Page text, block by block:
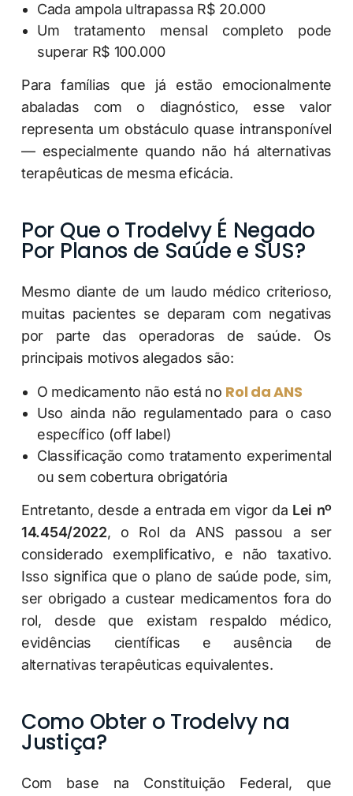
Cada ampola ultrapassa R$ 20.000
Um tratamento mensal completo pode
superar R$ 100.000
Para famílias que já estão emocionalmente
abaladas com o diagnóstico, esse valor
representa um obstáculo quase intransponível
— especialmente quando não há alternativas
terapêuticas de mesma eficácia.
Por Que o Trodelvy É Negado
Por Planos de Saúde e SUS?
Mesmo diante de um laudo médico criterioso,
muitas pacientes se deparam com negativas
por parte das operadoras de saúde. Os
principais motivos alegados são:
O medicamento não está no Rol da ANS
Uso ainda não regulamentado para o caso
específico (off label)
Classificação como tratamento experimental
ou sem cobertura obrigatória
Entretanto, desde a entrada em vigor da Lei nº
14.454/2022, o Rol da ANS passou a ser
considerado exemplificativo, e não taxativo.
Isso significa que o plano de saúde pode, sim,
ser obrigado a custear medicamentos fora do
rol, desde que existam respaldo médico,
evidências científicas e ausência de
alternativas terapêuticas equivalentes.
Como Obter o Trodelvy na
Justiça?
Com base na Constituição Federal, que